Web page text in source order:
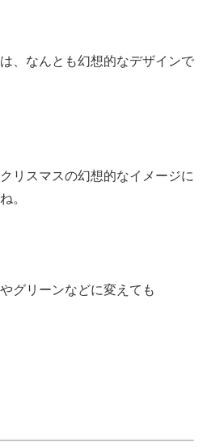
、なんとも幻想的なデザインで
リスマスの幻想的なイメージに
。
グリーンなどに変えても